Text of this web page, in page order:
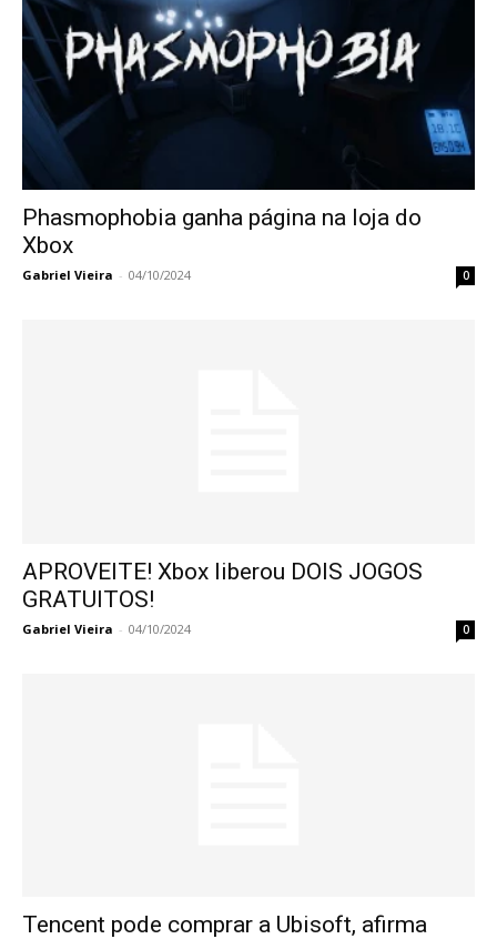
Phasmophobia ganha página na loja do
Xbox
Gabriel Vieira - 04/10/2024 0
APROVEITE! Xbox liberou DOIS JOGOS
GRATUITOS!
Gabriel Vieira - 04/10/2024 0
Tencent pode comprar a Ubisoft, afirma